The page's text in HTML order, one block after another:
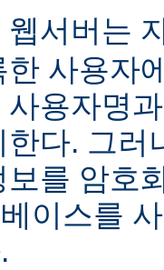
웹서버는
한 사용자
사용자명
한다. 그러
보를 암호
이스를